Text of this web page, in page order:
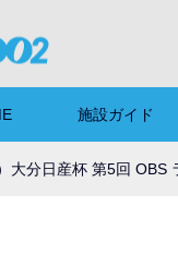
施設ガイド
大分日産杯 第5回 OBS